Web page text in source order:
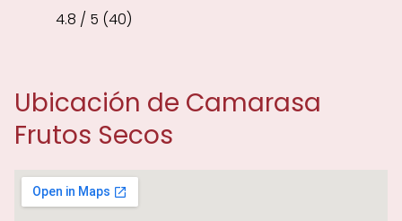
4.8 / 5 (40)
Ubicación de Camarasa
Frutos Secos